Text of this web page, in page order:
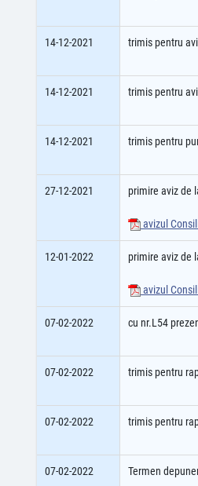
14-12-2021 trimis pentru
14-12-2021 trimis pentru
14-12-2021 trimis pentru
27-12-2021 primire aviz de
avizul
12-01-2022 primire aviz de
avizul
07-02-2022 cu nr.L54
07-02-2022 trimis pentru
07-02-2022 trimis pentru
07-02-2022 Termen